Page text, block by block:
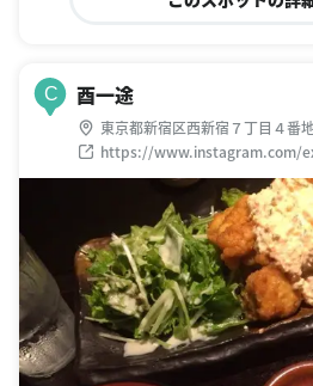
C 酉一途
東京都新宿区西新宿７丁目４番
https://www.instagram.com/
8